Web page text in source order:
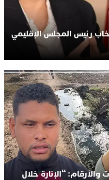
رئيس المجلس الإقليمي
“الإنارة خلال